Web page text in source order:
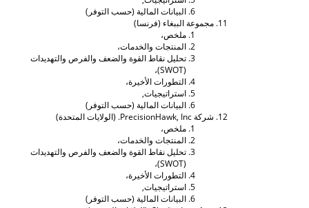
البيانات المالية (حسب التوفر)
مجموعة الببغاء (فرنسا)
المنتجات والخدمات،
تحليل نقاط القوة والضعف والفرص والتهديدات
التطورات الأخيرة،
استراتيجيات,
البيانات المالية (حسب التوفر)
المنتجات والخدمات،
تحليل نقاط القوة والضعف والفرص والتهديدات
التطورات الأخيرة،
استراتيجيات,
البيانات المالية (حسب التوفر)